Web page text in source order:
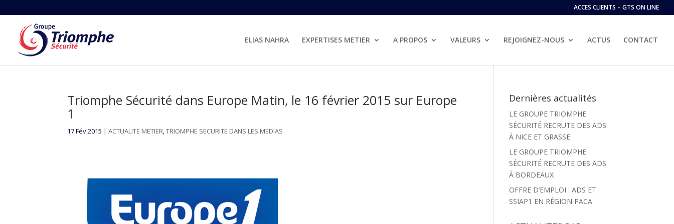
ACCES CLIENTS – GTS ON LINE
ELIAS NAHRA EXPERTISES METIER A PROPOS VALEURS REJOIGNEZ-NOUS ACTUS CONTACT
Triomphe Sécurité dans Europe Matin, le 16 février 2015 sur Europe
1
17 Fév 2015 |ACTUALITE METIER,TRIOMPHE SECURITE DANS LES MEDIAS
Dernières actualités
LE GROUPE TRIOMPHE
SÉCURITÉ RECRUTE DES ADS
À NICE ET GRASSE
LE GROUPE TRIOMPHE
SÉCURITÉ RECRUTE DES ADS
À BORDEAUX
OFFRE D’EMPLOI : ADS ET
SSIAP1 EN RÉGION PACA